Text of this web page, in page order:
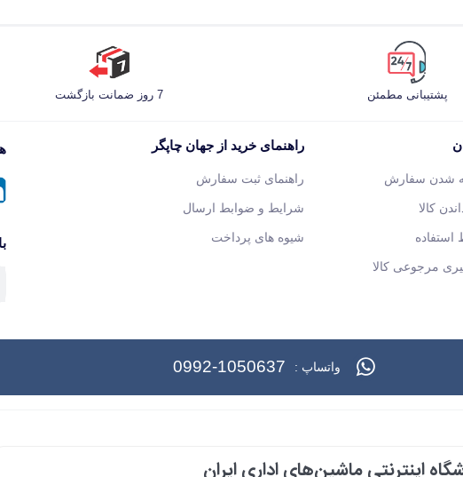
پشتیبانی مطمئن 7 روز ضمانت بازگشت
شدن سفارش
کالا
مرجوعی کالا
راهنمای خرید از جهان چاپگر
راهنمای ثبت سفارش
شرایط و ضوابط ارسال
شیوه های پرداخت
واتساپ : 0992-1050637
اینترنتی ماشین‌های اداری ایران